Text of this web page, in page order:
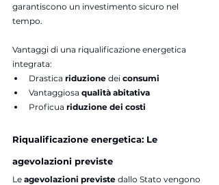
garantiscono un investimento sicuro nel
tempo.
Vantaggi di una riqualificazione energetica
integrata:
Drastica riduzione dei consumi
Vantaggiosa qualità abitativa
Proficua riduzione dei costi
Riqualificazione energetica: Le
agevolazioni previste
Le agevolazioni previste dallo Stato vengono